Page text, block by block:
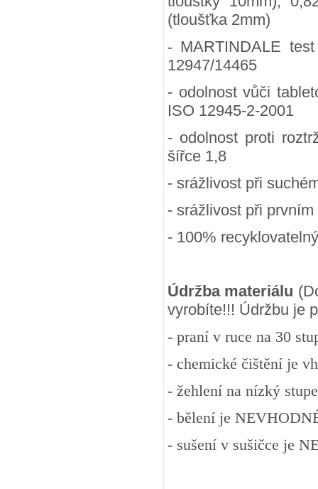
(tloušťka 2mm)
- MARTINDALE
12947/14465
- odolnost vůči
ISO 12945-2-2001
- odolnost proti
šířce 1,8
- srážlivost při
- srážlivost při
- 100% recyklovatelný
Údržba materiálu
vyrobíte!!! Údržbu je
- praní v ruce na 30
- chemické čištění je
- žehlení na nízký
- bělení je
- sušení v sušičce je